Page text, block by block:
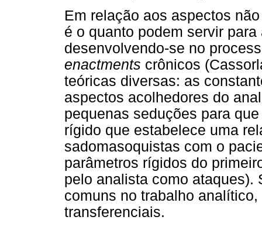
Em relação aos aspectos
é o quanto podem servir
desenvolvendo-se no
enactments crônicos
teóricas diversas: as
aspectos acolhedores do
pequenas seduções para
rígido que estabelece uma
sadomasoquistas com o
parâmetros rígidos do
pelo analista como ataques).
comuns no trabalho
transferenciais.